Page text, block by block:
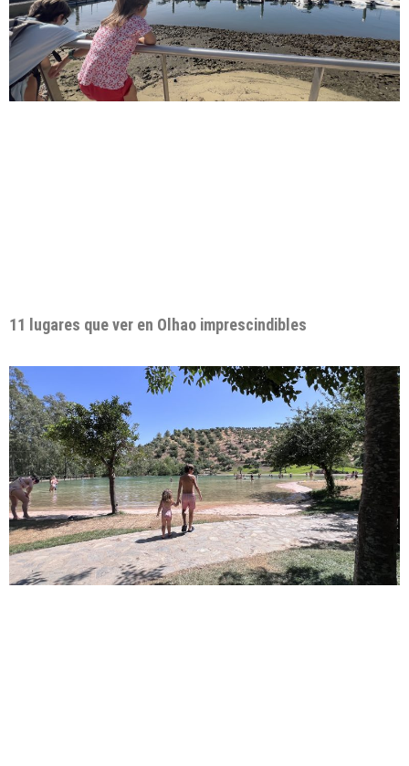
11 lugares que ver en Olhao imprescindibles